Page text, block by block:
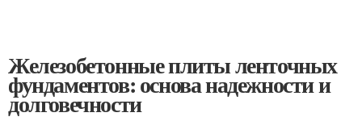
Железобетонные плиты ленточных
фундаментов: основа надежности и
долговечности